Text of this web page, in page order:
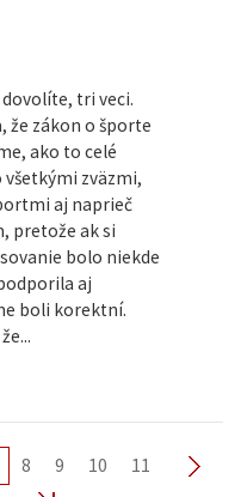
tri veci.
že zákon o športe
ako to celé
zväzmi,
aj naprieč
pretože ak si
bolo niekde
aj
boli korektní.
8 9 10 11